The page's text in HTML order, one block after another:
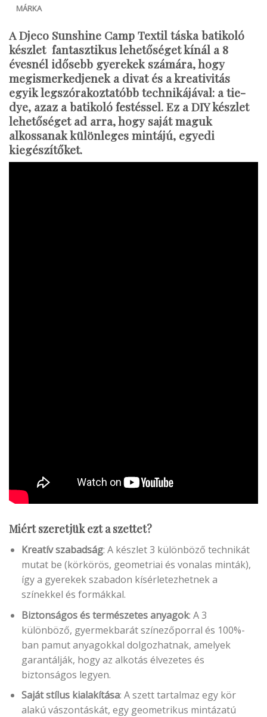
MÁRKA
ADjeco Sunshine Camp Textil táska batikoló
készlet fantasztikus lehetőséget kínál a 8
évesnél idősebb gyerekek számára, hogy
megismerkedjenek a divat és a kreativitás
egyik legszórakoztatóbb technikájával: a tie-
dye, azaz a batikoló festéssel. Ez a DIY készlet
lehetőséget ad arra, hogy saját maguk
alkossanak különleges mintájú, egyedi
kiegészítőket.
Miért szeretjük ezt a szettet?
Kreatív szabadság: A készlet 3 különböző technikát
mutat be (körkörös, geometriai és vonalas minták),
így a gyerekek szabadon kísérletezhetnek a
színekkel és formákkal.
Biztonságos és természetes anyagok: A 3
különböző, gyermekbarát színezőporral és 100%-
ban pamut anyagokkal dolgozhatnak, amelyek
garantálják, hogy az alkotás élvezetes és
biztonságos legyen.
Saját stílus kialakítása: A szett tartalmaz egy kör
alakú vászontáskát, egy geometrikus mintázatú